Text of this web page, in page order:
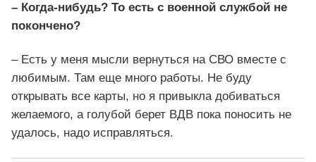
– Когда-нибудь? То есть с военной службой не
покончено?
– Есть у меня мысли вернуться на СВО вместе с
любимым. Там еще много работы. Не буду
открывать все карты, но я привыкла добиваться
желаемого, а голубой берет ВДВ пока поносить не
удалось, надо исправляться.